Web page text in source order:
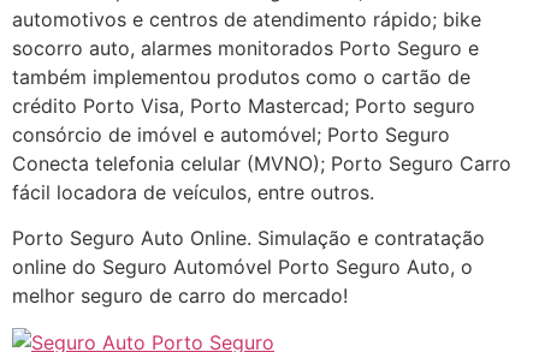
automotivos e centros de atendimento rápido; bike
socorro auto, alarmes monitorados Porto Seguro e
também implementou produtos como o cartão de
crédito Porto Visa, Porto Mastercad; Porto seguro
consórcio de imóvel e automóvel; Porto Seguro
Conecta telefonia celular (MVNO); Porto Seguro Carro
fácil locadora de veículos, entre outros.
Porto Seguro Auto Online. Simulação e contratação
online do Seguro Automóvel Porto Seguro Auto, o
melhor seguro de carro do mercado!